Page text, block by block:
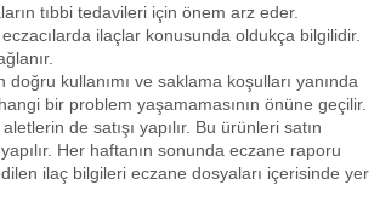
tıbbi tedavileri için önem arz eder.
ilaçlar konusunda oldukça bilgilidir.
kullanımı ve saklama koşulları yanında
bir problem yaşamamasının önüne geçilir.
de satışı yapılır. Bu ürünleri satın
Her haftanın sonunda eczane raporu
ilaç bilgileri eczane dosyaları içerisinde yer